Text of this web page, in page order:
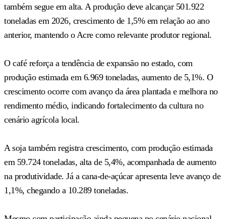
também segue em alta. A produção deve alcançar 501.922
toneladas em 2026, crescimento de 1,5% em relação ao ano
anterior, mantendo o Acre como relevante produtor regional.
O café reforça a tendência de expansão no estado, com
produção estimada em 6.969 toneladas, aumento de 5,1%. O
crescimento ocorre com avanço da área plantada e melhora no
rendimento médio, indicando fortalecimento da cultura no
cenário agrícola local.
A soja também registra crescimento, com produção estimada
em 59.724 toneladas, alta de 5,4%, acompanhada de aumento
na produtividade. Já a cana-de-açúcar apresenta leve avanço de
1,1%, chegando a 10.289 toneladas.